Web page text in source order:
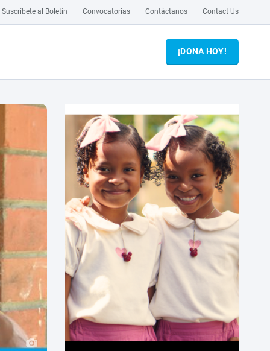
Suscríbete al Boletín Convocatorias Contáctanos Contact Us
¡DONA HOY!